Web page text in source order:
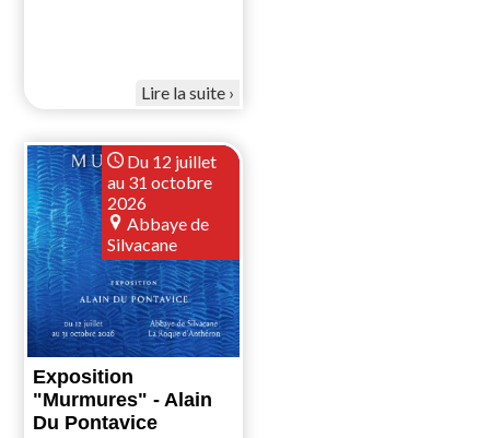
Lire la suite
Du 12 juillet
au 31 octobre
2026
Abbaye de
Silvacane
Exposition
"Murmures" - Alain
Du Pontavice